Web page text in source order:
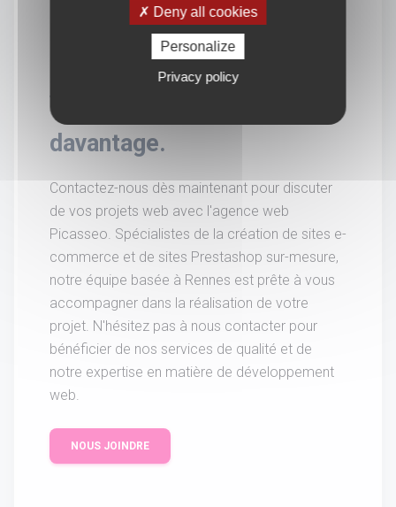
Vous souhaitez en savoir
davantage.
Contactez-nous dès maintenant pour discuter
de vos projets web avec l'agence web
Picasseo. Spécialistes de la création de sites e-
commerce et de sites Prestashop sur-mesure,
notre équipe basée à Rennes est prête à vous
accompagner dans la réalisation de votre
projet. N'hésitez pas à nous contacter pour
bénéficier de nos services de qualité et de
notre expertise en matière de développement
web.
NOUS JOINDRE
Deny all cookies
Personalize
Privacy policy